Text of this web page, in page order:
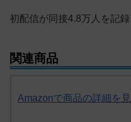
初配信が同接4.8万人を記録
関連商品
Amazonで商品の詳細を